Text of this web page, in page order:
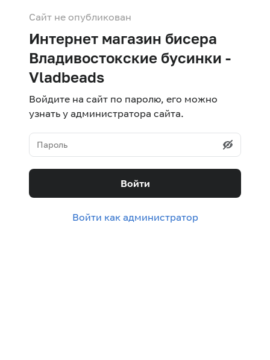
Сайт не опубликован
Интернет магазин бисера
Владивостокские бусинки -
Vladbeads
Войдите на сайт по паролю, его можно
узнать у администратора сайта.
Войти
Войти как администратор